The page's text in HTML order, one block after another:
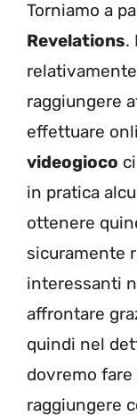
Torniamo a
Revelations.
raggiungere
effettuare
videogioco
in pratica
ottenere
sicuramente
interessanti
affrontare
quindi nel
dovremo
raggiungere